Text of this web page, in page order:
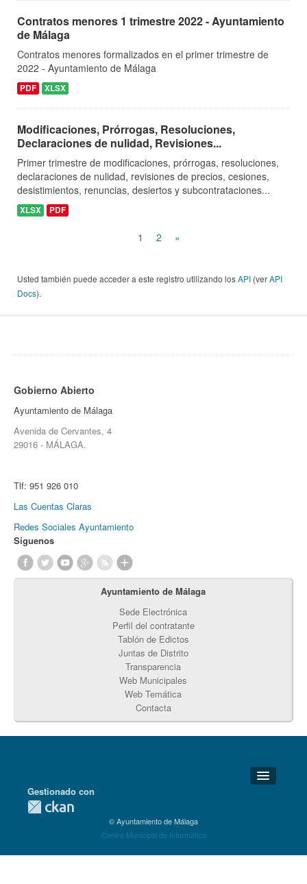
Contratos menores 1 trimestre 2022 - Ayuntamiento
de Málaga
Contratos menores formalizados en el primer trimestre de
2022 - Ayuntamiento de Málaga
PDF XLSX
Modificaciones, Prórrogas, Resoluciones,
Declaraciones de nulidad, Revisiones...
Primer trimestre de modificaciones, prórrogas, resoluciones,
declaraciones de nulidad, revisiones de precios, cesiones,
desistimientos, renuncias, desiertos y subcontrataciones...
XLSX PDF
1 2 »
Usted también puede acceder a este registro utilizando losAPI (verAPI
Docs).
Gobierno Abierto
Ayuntamiento de Málaga
Avenida de Cervantes, 4
29016 - MÁLAGA.
Tlf: 951 926 010
Las Cuentas Claras
Redes Sociales Ayuntamiento
Síguenos
Ayuntamiento de Málaga
Sede Electrónica
Perfil del contratante
Tablón de Edictos
Juntas de Distrito
Transparencia
Web Municipales
Web Temática
Contacta
Detalles Técnicos
Gestionado con
© Ayuntamiento de Málaga
Centro Municipal de Informática